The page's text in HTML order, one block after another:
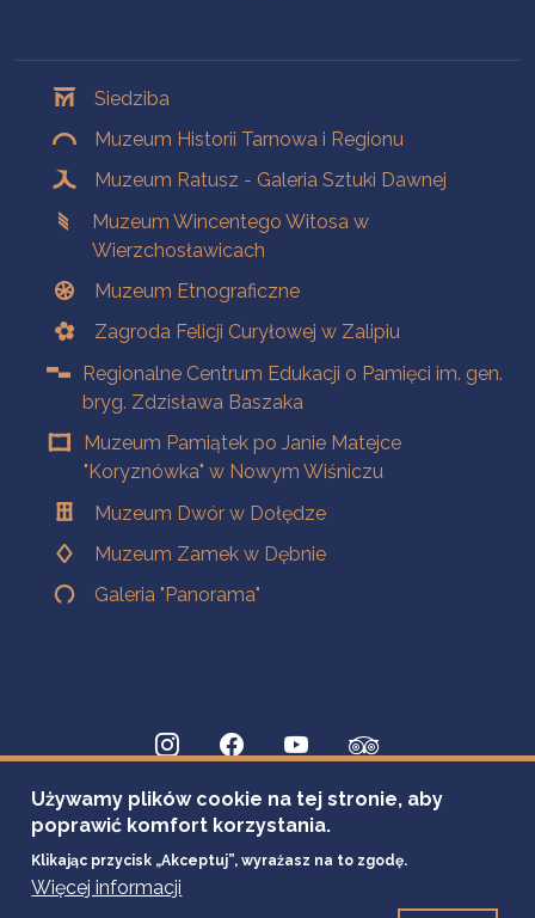
Siedziba
Muzeum Historii Tarnowa i Regionu
Muzeum Ratusz - Galeria Sztuki Dawnej
Muzeum Wincentego Witosa w
Wierzchosławicach
Muzeum Etnograficzne
Zagroda Felicji Curyłowej w Zalipiu
Regionalne Centrum Edukacji o Pamięci im. gen.
bryg. Zdzisława Baszaka
Muzeum Pamiątek po Janie Matejce
"Koryznówka" w Nowym Wiśniczu
Muzeum Dwór w Dołędze
Muzeum Zamek w Dębnie
Galeria "Panorama"
Używamy plików cookie na tej stronie, aby
poprawić komfort korzystania.
Klikając przycisk „Akceptuj”, wyrażasz na to zgodę.
Więcej informacji